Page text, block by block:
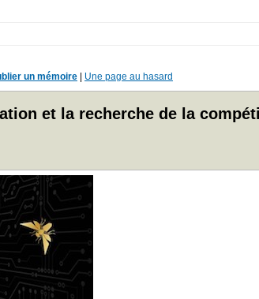
un mémoire Une page au hasard
et la recherche de la